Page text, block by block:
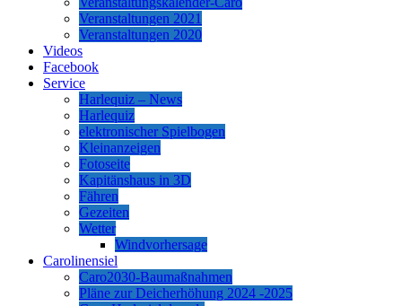
Veranstaltungen 2021
Veranstaltungen 2020
Videos
Facebook
Service
Harlequiz – News
Harlequiz
elektronischer Spielbogen
Kleinanzeigen
Fotoseite
Kapitänshaus in 3D
Fähren
Gezeiten
Wetter
Windvorhersage
Carolinensiel
Caro2030-Baumaßnahmen
Pläne zur Deicherhöhung 2024 -2025